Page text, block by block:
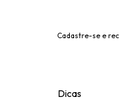
Cadastre-se e
Dicas